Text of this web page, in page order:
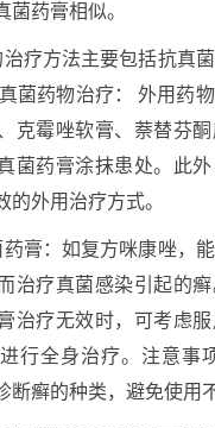
菌药膏相似。
疗方法主要包括抗真
菌药物治疗： 外用药
克霉唑软膏、萘替芬
菌药膏涂抹患处。此
的外用治疗方式。
膏：如复方咪康唑，
治疗真菌感染引起的
治疗无效时，可考虑
行全身治疗。注意事
断癣的种类，避免使用